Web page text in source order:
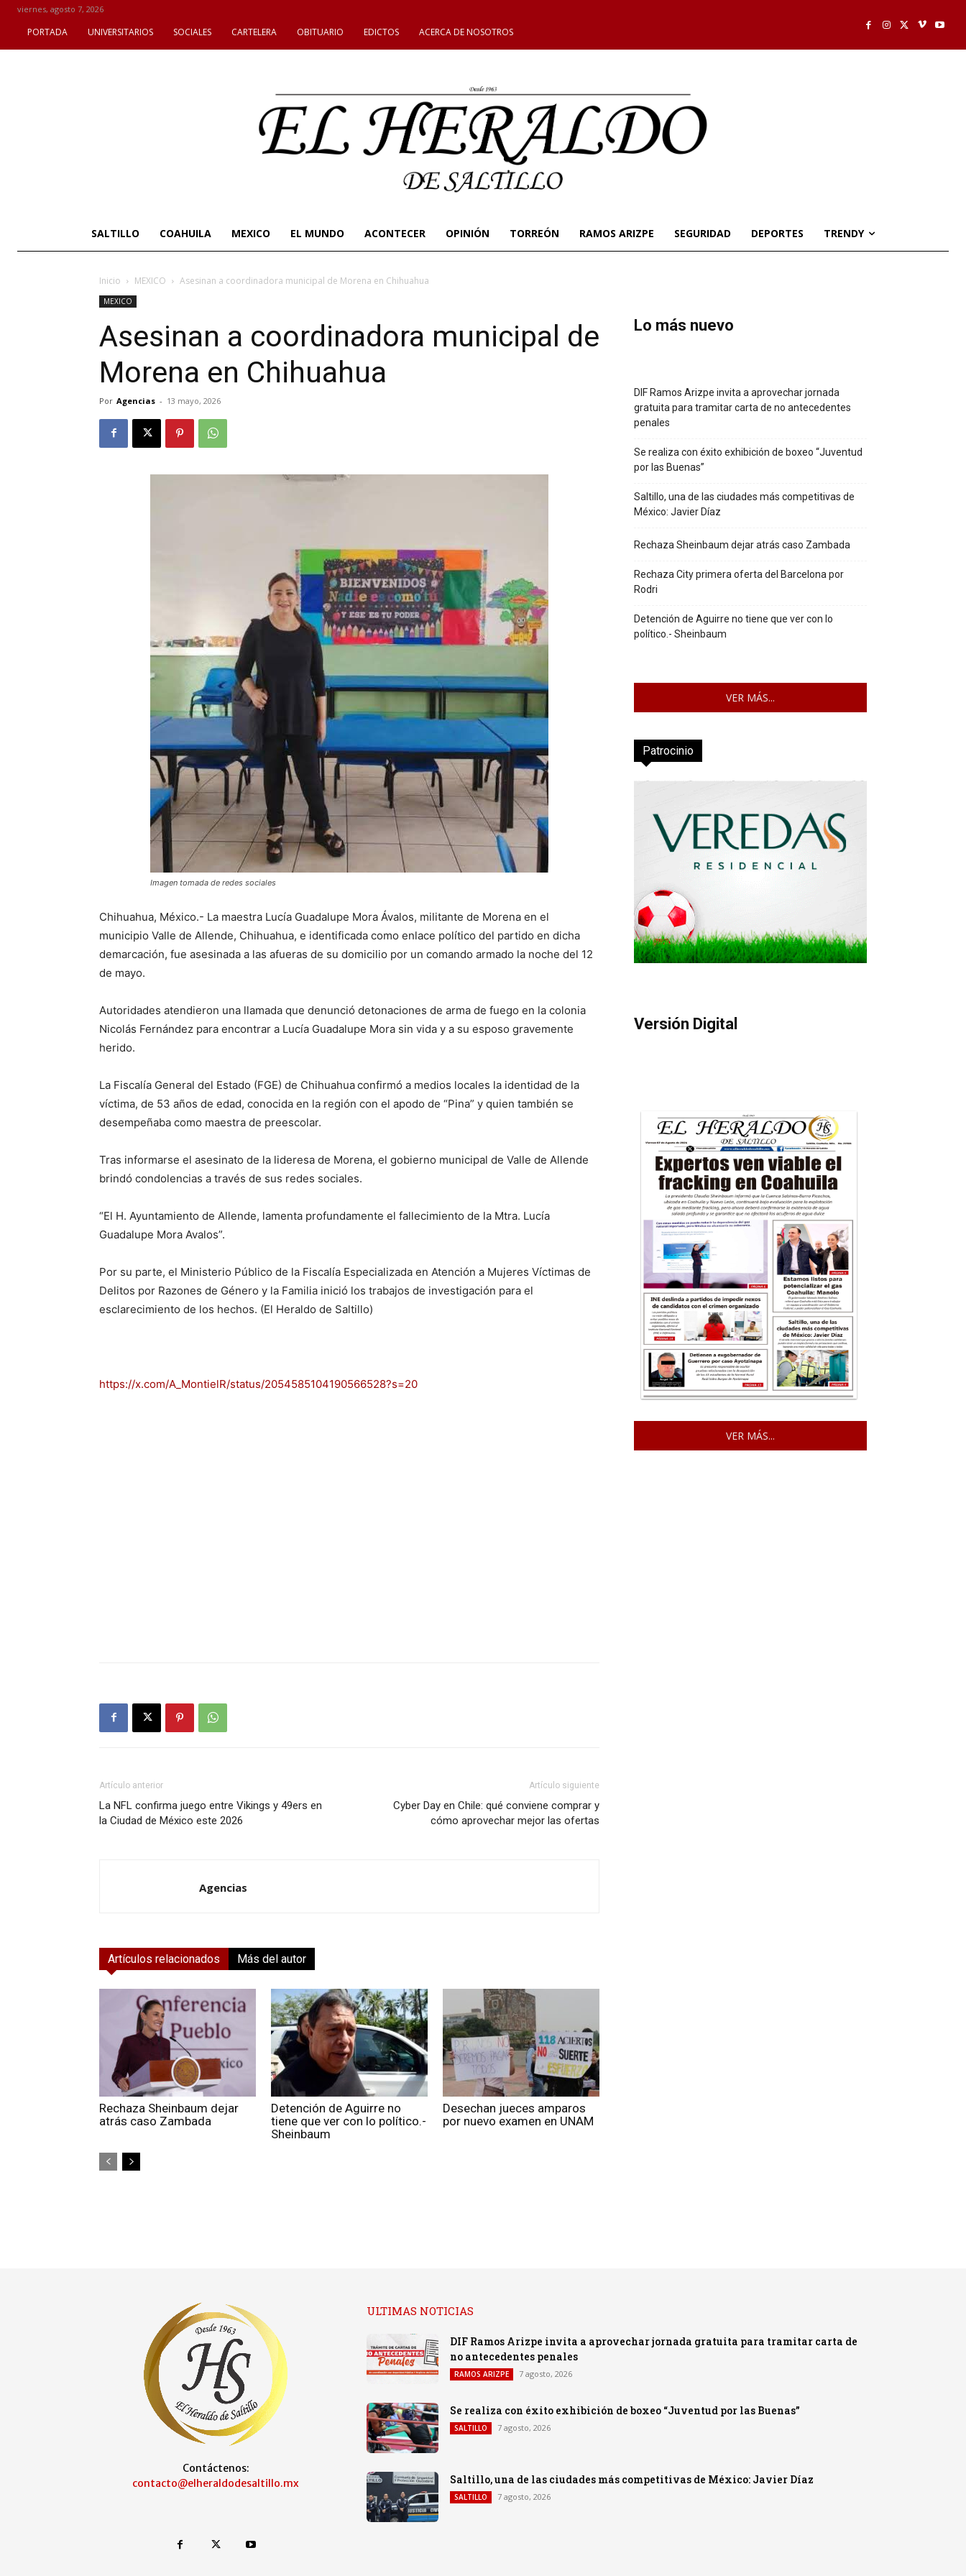
viernes, agosto 7, 2026
PORTADA UNIVERSITARIOS SOCIALES CARTELERA OBITUARIO EDICTOS ACERCA DE NOSOTROS
SALTILLO COAHUILA MEXICO EL MUNDO ACONTECER OPINIÓN TORREÓN RAMOS ARIZPE SEGURIDAD DEPORTES TRENDY
Inicio MEXICO Asesinan a coordinadora municipal de Morena en Chihuahua
MEXICO
Asesinan a coordinadora municipal de
Morena en Chihuahua
Por Agencias - 13 mayo, 2026
Imagen tomada de redes sociales
Chihuahua, México.- La maestra Lucía Guadalupe Mora Ávalos, militante de Morena en el
municipio Valle de Allende, Chihuahua, e identificada como enlace político del partido en dicha
demarcación, fue asesinada a las afueras de su domicilio por un comando armado la noche del 12
de mayo.
Autoridades atendieron una llamada que denunció detonaciones de arma de fuego en la colonia
Nicolás Fernández para encontrar a Lucía Guadalupe Mora sin vida y a su esposo gravemente
herido.
La Fiscalía General del Estado (FGE) de Chihuahuaconfirmó a medios locales la identidad de la
víctima, de 53 años de edad, conocida en la región con el apodo de “Pina” y quien también se
desempeñaba como maestra de preescolar.
Tras informarse el asesinato de la lideresa de Morena, el gobierno municipal de Valle de Allende
brindó condolencias a través de sus redes sociales.
“El H. Ayuntamiento de Allende, lamenta profundamente el fallecimiento de la Mtra. Lucía
Guadalupe Mora Avalos”.
Por su parte, el Ministerio Público de la Fiscalía Especializada en Atención a Mujeres Víctimas de
Delitos por Razones de Género y la Familia inició los trabajos de investigación para el
esclarecimiento de los hechos. (El Heraldo de Saltillo)
https://x.com/A_MontielR/status/2054585104190566528?s=20
Artículo anterior
La NFL confirma juego entre Vikings y 49ers en
la Ciudad de México este 2026
Artículo siguiente
Cyber Day en Chile: qué conviene comprar y
cómo aprovechar mejor las ofertas
Agencias
Artículos relacionados Más del autor
Rechaza Sheinbaum dejar
atrás caso Zambada
Detención de Aguirre no
tiene que ver con lo político.-
Sheinbaum
Desechan jueces amparos
por nuevo examen en UNAM
Lo más nuevo
DIF Ramos Arizpe invita a aprovechar jornada
gratuita para tramitar carta de no antecedentes
penales
Se realiza con éxito exhibición de boxeo “Juventud
por las Buenas”
Saltillo, una de las ciudades más competitivas de
México: Javier Díaz
Rechaza Sheinbaum dejar atrás caso Zambada
Rechaza City primera oferta del Barcelona por
Rodri
Detención de Aguirre no tiene que ver con lo
político.- Sheinbaum
VER MÁS...
Patrocinio
Versión Digital
VER MÁS...
Contáctenos:
contacto@elheraldodesaltillo.mx
ULTIMAS NOTICIAS
DIF Ramos Arizpe invita a aprovechar jornada gratuita para tramitar carta de
no antecedentes penales
RAMOS ARIZPE 7 agosto, 2026
Se realiza con éxito exhibición de boxeo “Juventud por las Buenas”
SALTILLO 7 agosto, 2026
Saltillo, una de las ciudades más competitivas de México: Javier Díaz
SALTILLO 7 agosto, 2026